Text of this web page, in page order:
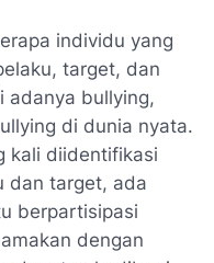
individu yang
target, dan
adanya bullying,
di dunia nyata.
kali diidentifikasi
dan target, ada
berpartisipasi
dengan